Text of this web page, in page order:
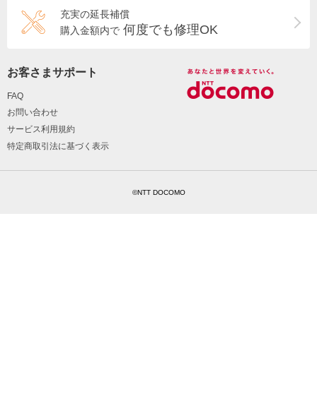
充実の延長補償
購入金額内で 何度でも修理OK
お客さまサポート
FAQ
お問い合わせ
サービス利用規約
特定商取引法に基づく表示
©NTT DOCOMO